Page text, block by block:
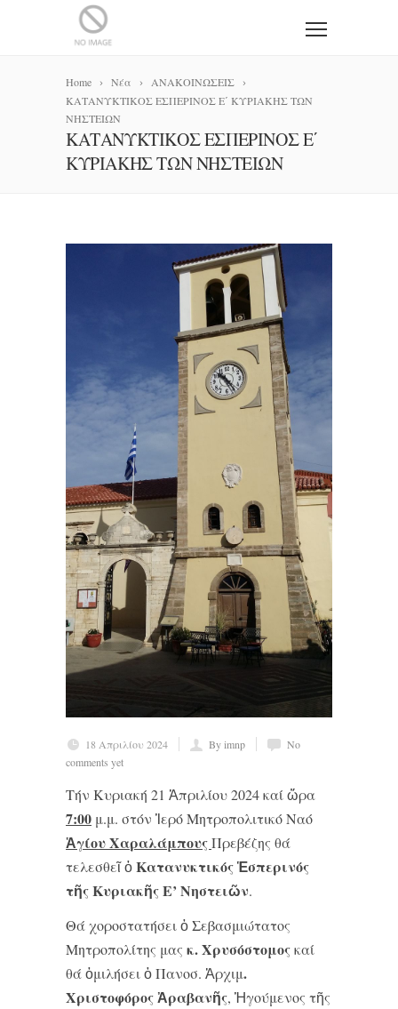
Home Νέα
ΑΝΑΚΟΙΝΩΣΕΙΣ
ΚΑΤΑΝΥΚΤΙΚΟΣ ΕΣΠΕΡΙΝΟΣ Ε΄ ΚΥΡΙΑΚΗΣ ΤΩΝ
ΝΗΣΤΕΙΩΝ
ΚΑΤΑΝΥΚΤΙΚΟΣ ΕΣΠΕΡΙΝΟΣ Ε΄
ΚΥΡΙΑΚΗΣ ΤΩΝ ΝΗΣΤΕΙΩΝ
18 Απριλίου 2024 By imnp
No
comments yet
Τήν Κυριακή 21 Ἀπριλίου 2024 καί ὥρα
7:00 μ.μ. στόν Ἱερό Μητροπολιτικό Ναό
Ἁγίου ΧαραλάμπουςΠρεβέζης θά
τελεσθεῖ ὁΚατανυκτικός Ἑσπερινός
τῆς Κυριακῆς Ε’ Νηστειῶν.
Θά χοροστατήσει ὁ Σεβασμιώτατος
Μητροπολίτης μας κ. Χρυσόστομοςκαί
θά ὁμιλήσει ὁ Πανοσ. Ἀρχιμ.
Χριστοφόρος Ἀραβανῆς, Ἡγούμενος τῆς